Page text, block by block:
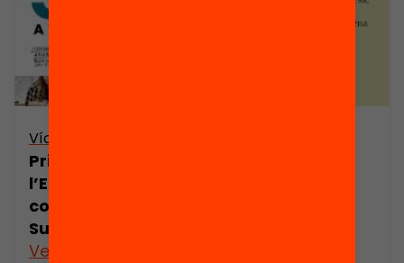
Vídeo
Primera part (11-13 h): Construïm
l’Educació360 | Una aliança per
connectar temps i espais educatius.
Suma-t’hi!
Veure’n més